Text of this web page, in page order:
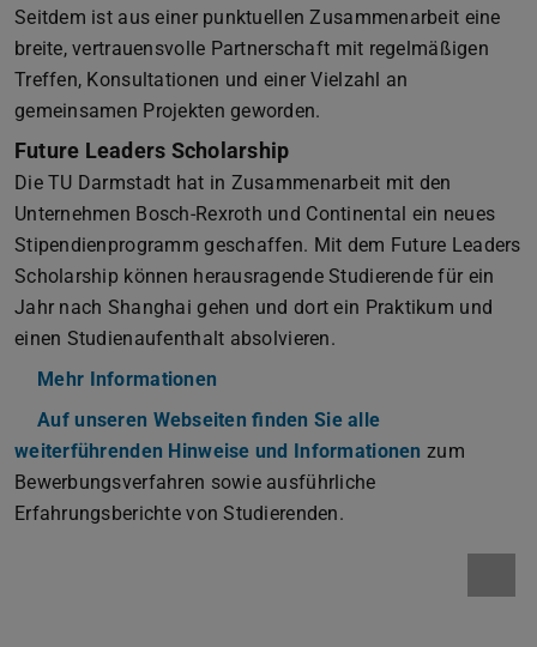
Seitdem ist aus einer punktuellen Zusammenarbeit eine
breite, vertrauensvolle Partnerschaft mit regelmäßigen
Treffen, Konsultationen und einer Vielzahl an
gemeinsamen Projekten geworden.
Future Leaders Scholarship
Die TU Darmstadt hat in Zusammenarbeit mit den
Unternehmen Bosch-Rexroth und Continental ein neues
Stipendienprogramm geschaffen. Mit dem Future Leaders
Scholarship können herausragende Studierende für ein
Jahr nach Shanghai gehen und dort ein Praktikum und
einen Studienaufenthalt absolvieren.
Mehr Informationen
Auf unseren Webseiten finden Sie alle
weiterführenden Hinweise und Informationen zum
Bewerbungsverfahren sowie ausführliche
Erfahrungsberichte von Studierenden.